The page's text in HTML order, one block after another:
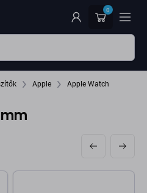
0
Apple Apple Watch